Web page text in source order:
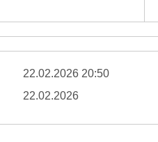
22.02.2026 20:50
22.02.2026